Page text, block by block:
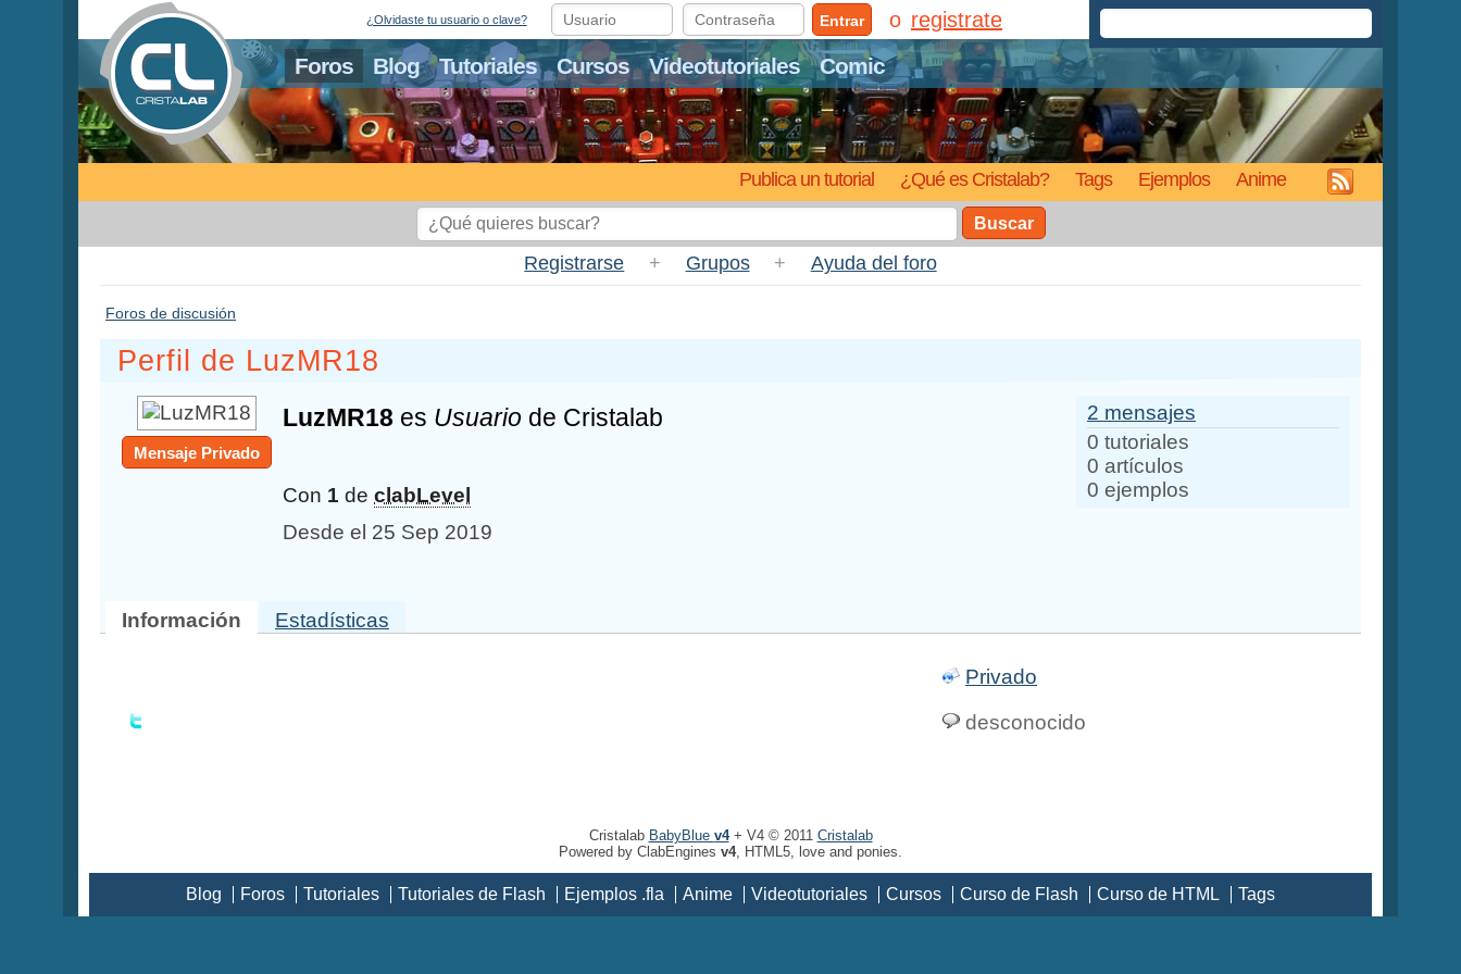
Foros Blog Tutoriales Cursos Videotutoriales Comic
Publica un tutorial ¿Qué es Cristalab? Tags Ejemplos Anime
¿Olvidaste tu usuario o clave? Entrar registrate
Buscar
Registrarse + Grupos + Ayuda del foro
Foros de discusión
Perfil de LuzMR18
Mensaje Privado
LuzMR18 es Usuario de Cristalab
Con 1 de clabLevel
Desde el 25 Sep 2019
2 mensajes
0 tutoriales
0 artículos
0 ejemplos
Información Estadísticas
Privado
desconocido
Cristalab BabyBlue v4+ V4 © 2011 Cristalab
Powered by ClabEngines v4, HTML5, love and ponies.
Blog Foros Tutoriales Tutoriales de Flash Ejemplos .fla Anime Videotutoriales Cursos Curso de Flash Curso de HTML Tags